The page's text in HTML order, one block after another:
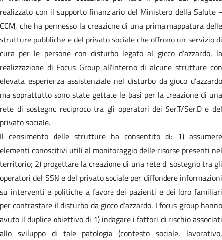
realizzato con il supporto finanziario del Ministero della Salute -
CCM, che ha permesso la creazione di una prima mappatura delle
strutture pubbliche e del privato sociale che offrono un servizio di
cura per le persone con disturbo legato al gioco d’azzardo, la
realizzazione di Focus Group all’interno di alcune strutture con
elevata esperienza assistenziale nel disturbo da gioco d’azzardo
ma soprattutto sono state gettate le basi per la creazione di una
rete di sostegno reciproco tra gli operatori dei Ser.T/Ser.D e del
privato sociale.
Il censimento delle strutture ha consentito di: 1) assumere
elementi conoscitivi utili al monitoraggio delle risorse presenti nel
territorio; 2) progettare la creazione di una rete di sostegno tra gli
operatori del SSN e del privato sociale per diffondere informazioni
su interventi e politiche a favore dei pazienti e dei loro familiari
per contrastare il disturbo da gioco d’azzardo. I focus group hanno
avuto il duplice obiettivo di 1) indagare i fattori di rischio associati
allo sviluppo di tale patologia (contesto sociale, lavorativo,